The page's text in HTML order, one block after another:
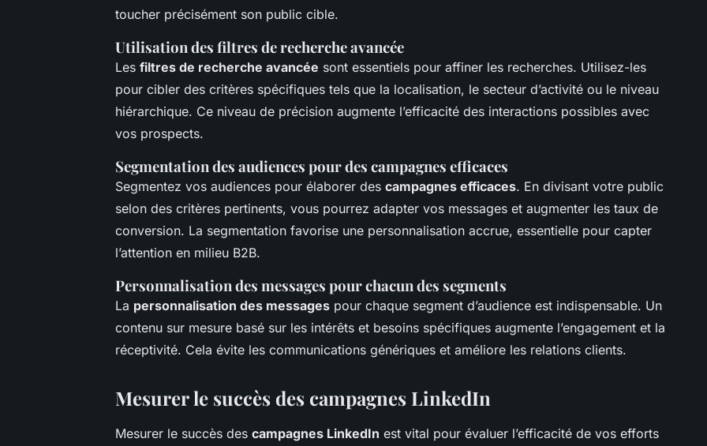
toucher précisément son public cible.
Utilisation des filtres de recherche avancée
Les filtres de recherche avancée sont essentiels pour affiner les recherches. Utilisez-les
pour cibler des critères spécifiques tels que la localisation, le secteur d’activité ou le niveau
hiérarchique. Ce niveau de précision augmente l’efficacité des interactions possibles avec
vos prospects.
Segmentation des audiences pour des campagnes efficaces
Segmentez vos audiences pour élaborer des campagnes efficaces. En divisant votre public
selon des critères pertinents, vous pourrez adapter vos messages et augmenter les taux de
conversion. La segmentation favorise une personnalisation accrue, essentielle pour capter
l’attention en milieu B2B.
Personnalisation des messages pour chacun des segments
La personnalisation des messages pour chaque segment d’audience est indispensable. Un
contenu sur mesure basé sur les intérêts et besoins spécifiques augmente l’engagement et la
réceptivité. Cela évite les communications génériques et améliore les relations clients.
Mesurer le succès des campagnes LinkedIn
Mesurer le succès des campagnes LinkedIn est vital pour évaluer l’efficacité de vos efforts